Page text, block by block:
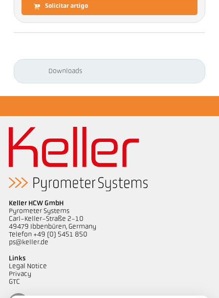
Solicitar artigo
Downloads
Keller HCW GmbH
Pyrometer Systems
Carl-Keller-Straße 2-10
49479 Ibbenbüren, Germany
Telefon +49 (0) 5451 850
ps@keller.de
Links
Legal Notice
Privacy
GTC